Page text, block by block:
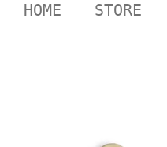
HOME STORE